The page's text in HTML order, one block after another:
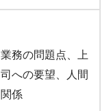
業務の問題点、上
司への要望、人間
関係